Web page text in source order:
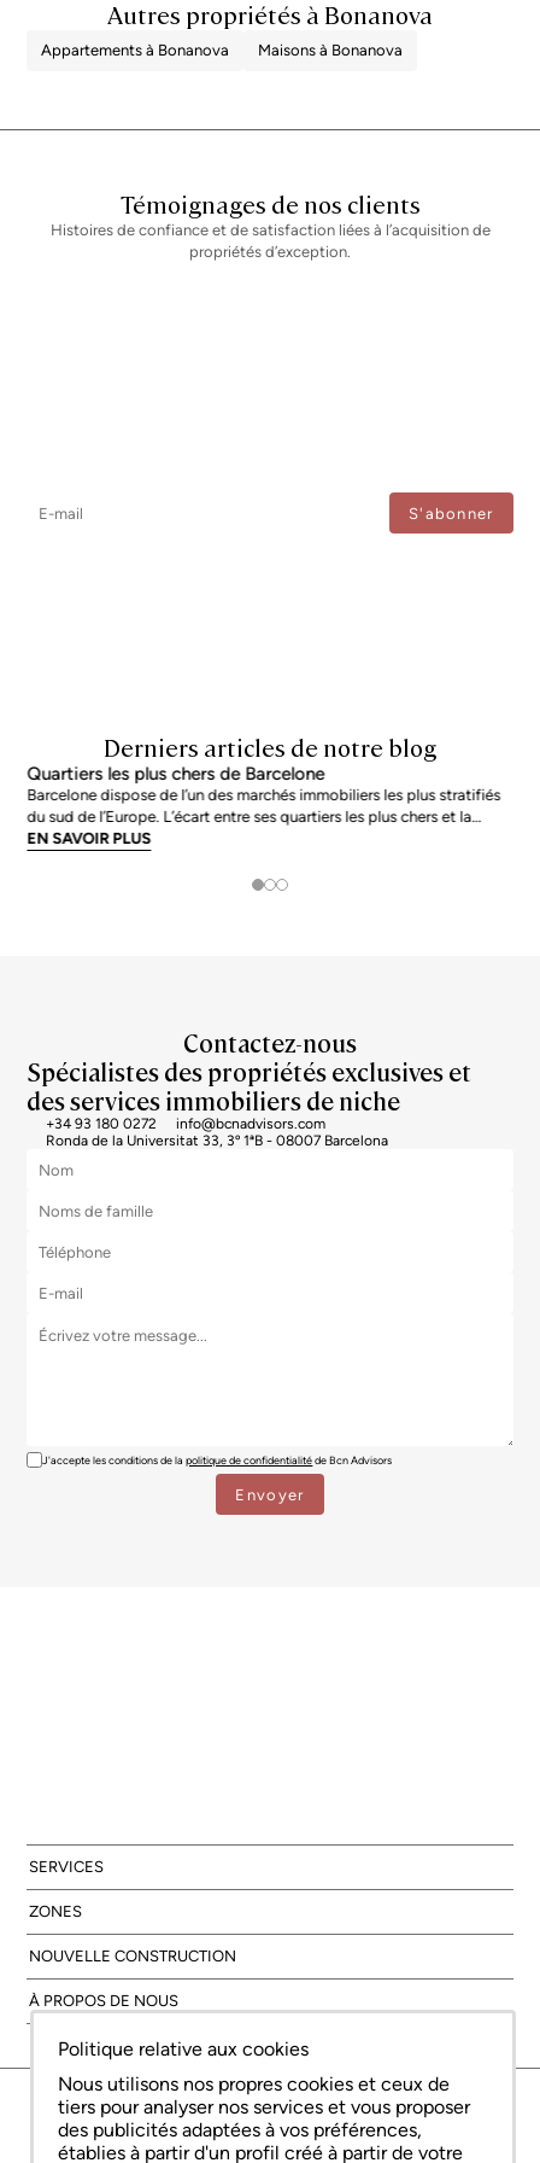
Autres propriétés à Bonanova
Appartements à Bonanova Maisons à Bonanova
Témoignages de nos clients
Histoires de confiance et de satisfaction liées à l’acquisition de
propriétés d’exception.
Derniers articles de notre blog
Quartiers les plus chers de Barcelone
Barcelone dispose de l’un des marchés immobiliers les plus stratifiés
du sud de l’Europe. L’écart entre ses quartiers les plus chers et la
moyenne de la ville n’est pas marginal : en juin 2026, les adresses les
EN SAVOIR PLUS
Contactez-nous
Spécialistes des propriétés exclusives et
des services immobiliers de niche
+34 93 180 0272
info@bcnadvisors.com
Ronda de la Universitat 33, 3º 1ªB - 08007 Barcelona
J'accepte les conditions de lapolitique de confidentialitéde Bcn Advisors
SERVICES
ZONES
NOUVELLE CONSTRUCTION
À PROPOS DE NOUS
© Copyright Bcn Advisors 2026
aiCat 2736 Avis juridique Politique relative aux cookies Politique de confidentialité
Politique relative aux cookies
Nous utilisons nos propres cookies et ceux de
tiers pour analyser nos services et vous proposer
des publicités adaptées à vos préférences,
établies à partir d'un profil créé à partir de votre